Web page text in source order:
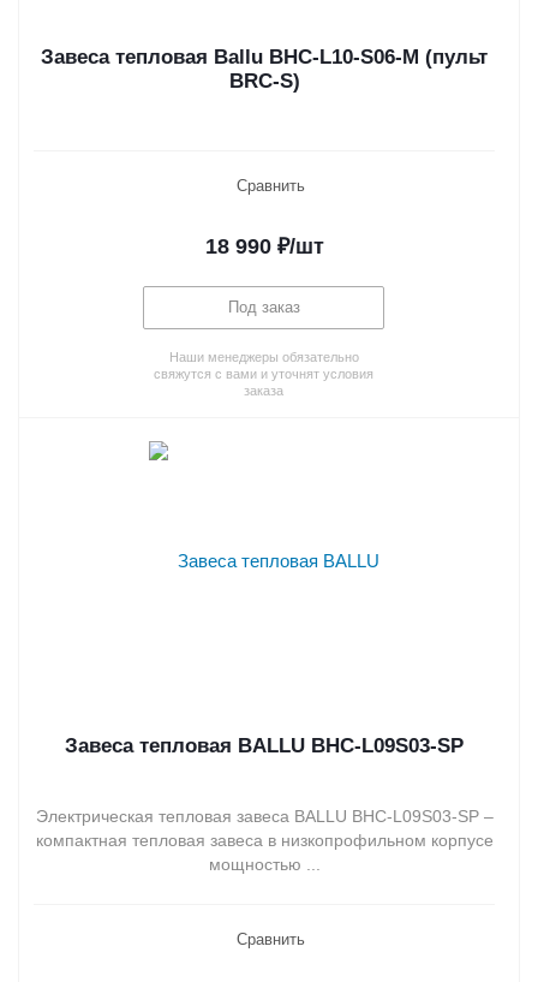
Завеса тепловая Ballu BHC-L10-S06-M (пульт
BRC-S)
Сравнить
18 990 ₽/шт
Под заказ
Наши менеджеры обязательно
свяжутся с вами и уточнят условия
заказа
Завеса тепловая BALLU BHC-L09S03-SP
Электрическая тепловая завеса BALLU BHC-L09S03-SP –
компактная тепловая завеса в низкопрофильном корпусе
мощностью ...
Сравнить